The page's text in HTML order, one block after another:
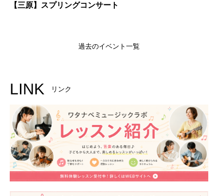
【三原】スプリングコンサート
過去のイベント一覧
LINK リンク